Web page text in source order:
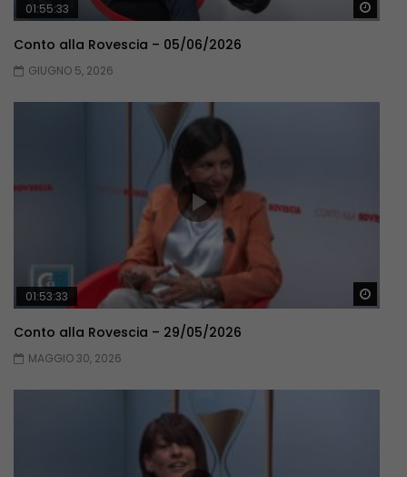
01:55:33
Conto alla Rovescia – 05/06/2026
GIUGNO 5, 2026
01:53:33
Conto alla Rovescia – 29/05/2026
MAGGIO 30, 2026